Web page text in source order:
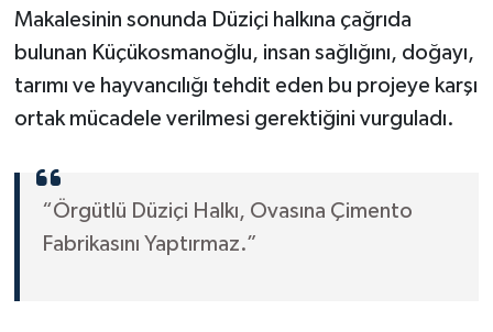
Makalesinin sonunda Düziçi halkına çağrıda
bulunan Küçükosmanoğlu, insan sağlığını, doğayı,
tarımı ve hayvancılığı tehdit eden bu projeye karşı
ortak mücadele verilmesi gerektiğini vurguladı.
“Örgütlü Düziçi Halkı, Ovasına Çimento
Fabrikasını Yaptırmaz.”